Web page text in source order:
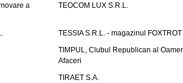
a
TEOCOM LUX S.R.L.
TESSIA S.R.L. - magazinul FOXTROT
TIMPUL, Clubul Republican al
Afaceri
TIRAET S.A.